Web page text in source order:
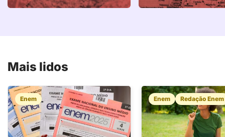
Mais lidos
Enem Enem Redação Enem